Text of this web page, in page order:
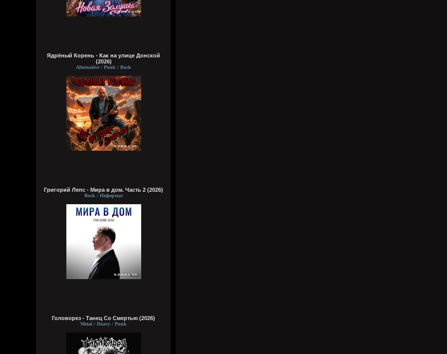
Ядрёный Корень - Как на улице Донской
(2026)
Alternative / Punk / Rock
Григорий Лепс - Мира в дом. Часть 2 (2026)
Rock / Неформат
Головорез - Tанец Со Смертью (2026)
Metal / Heavy / Punk